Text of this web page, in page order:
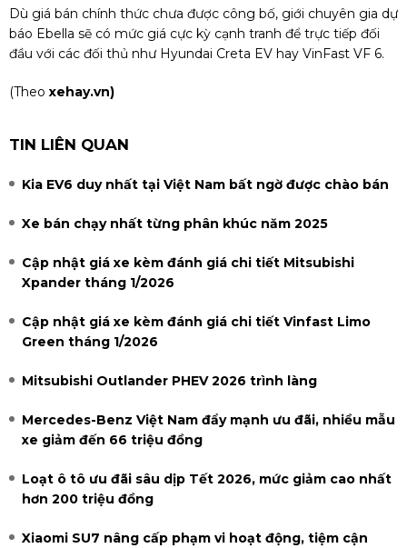
Dù giá bán chính thức chưa được công bố, giới chuyên gia dự
báo Ebella sẽ có mức giá cực kỳ cạnh tranh để trực tiếp đối
đầu với các đối thủ như Hyundai Creta EV hay VinFast VF 6.
(Theo xehay.vn)
TIN LIÊN QUAN
Kia EV6 duy nhất tại Việt Nam bất ngờ được chào bán
Xe bán chạy nhất từng phân khúc năm 2025
Cập nhật giá xe kèm đánh giá chi tiết Mitsubishi
Xpander tháng 1/2026
Cập nhật giá xe kèm đánh giá chi tiết Vinfast Limo
Green tháng 1/2026
Mitsubishi Outlander PHEV 2026 trình làng
Mercedes-Benz Việt Nam đẩy mạnh ưu đãi, nhiều mẫu
xe giảm đến 66 triệu đồng
Loạt ô tô ưu đãi sâu dịp Tết 2026, mức giảm cao nhất
hơn 200 triệu đồng
Xiaomi SU7 nâng cấp phạm vi hoạt động, tiệm cận